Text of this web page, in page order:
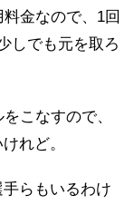
金なので、1回
しでも元を取ろ
こなすので、
れど。
らもいるわけ